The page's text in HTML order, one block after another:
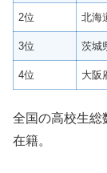
2位 北海
3位 茨城
4位 大阪
全国の高校生総
在籍。